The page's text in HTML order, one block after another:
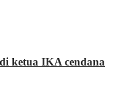
ketua IKA cendana